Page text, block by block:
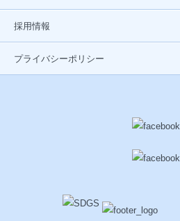
採用情報
プライバシーポリシー